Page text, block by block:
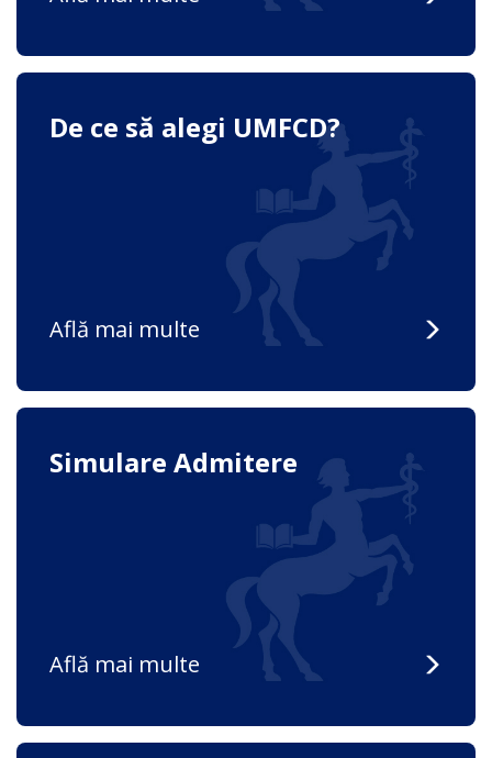
De ce să alegi UMFCD?
Află mai multe
Simulare Admitere
Află mai multe